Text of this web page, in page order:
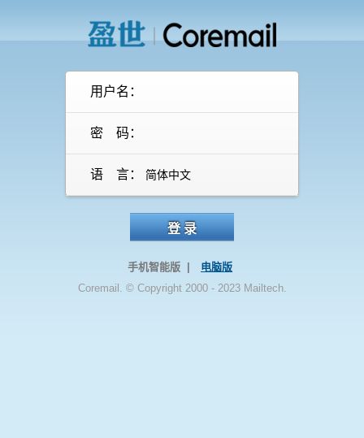
用户名：
密 码：
语 言：
登 录
手机智能版 |
电脑版
Coremail. © Copyright 2000 - 2023 Mailtech.